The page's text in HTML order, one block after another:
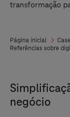
transformação
Página inicial
Referências sobre
negócio